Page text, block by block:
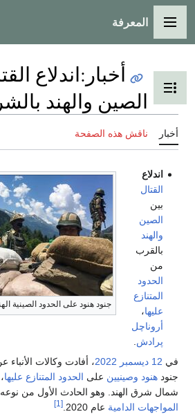
القائمة الرئيسية
المعرفة
تبديل عرض جدول المحتويات
أخبار :اندلاع
الصين والهند
أخبار ناقش هذه الصفحة
جنود هنود على الحدود الصينية
اندلاع
القتال
بين
الصين
والهند
بالقرب
من
الحدود
المتنازع
عليها،
أروناچل
پرادش
في 12 ديسمبر 2022، أفادت وكالات
جنود هنود وصينيين على الحدود المتنازع عليها
شمال شرق الهند. وهو الحادث الأول من نوعه
المواجهات الدامية عام 2020. [1]